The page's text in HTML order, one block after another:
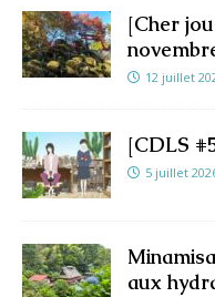
[Cher
12 juillet
[CDLS
5 juillet
aux